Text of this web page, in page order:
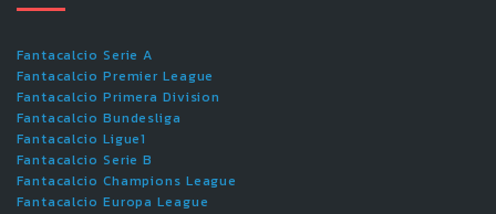
Fantacalcio Serie A
Fantacalcio Premier League
Fantacalcio Primera Division
Fantacalcio Bundesliga
Fantacalcio Ligue1
Fantacalcio Serie B
Fantacalcio Champions League
Fantacalcio Europa League